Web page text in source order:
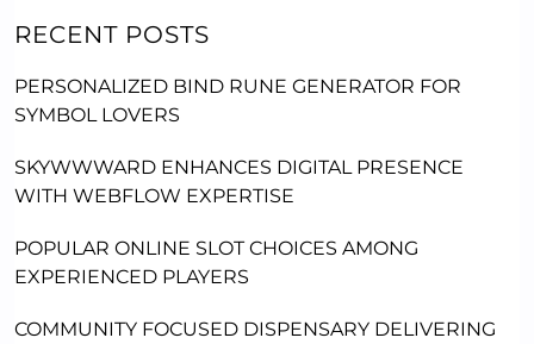
RECENT POSTS
PERSONALIZED BIND RUNE GENERATOR FOR
SYMBOL LOVERS
SKYWWWARD ENHANCES DIGITAL PRESENCE
WITH WEBFLOW EXPERTISE
POPULAR ONLINE SLOT CHOICES AMONG
EXPERIENCED PLAYERS
COMMUNITY FOCUSED DISPENSARY DELIVERING